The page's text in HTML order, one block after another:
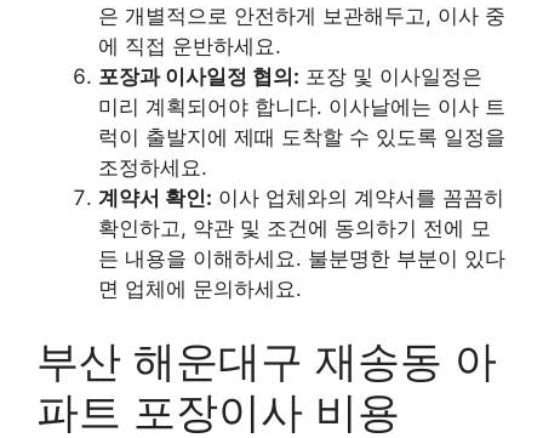
은 개별적으로 안전하게 보관해두고, 이사 중
에 직접 운반하세요.
포장과 이사일정 협의: 포장 및 이사일정은
미리 계획되어야 합니다. 이사날에는 이사 트
럭이 출발지에 제때 도착할 수 있도록 일정을
조정하세요.
계약서 확인: 이사 업체와의 계약서를 꼼꼼히
확인하고, 약관 및 조건에 동의하기 전에 모
든 내용을 이해하세요. 불분명한 부분이 있다
면 업체에 문의하세요.
부산 해운대구 재송동 아
파트 포장이사 비용